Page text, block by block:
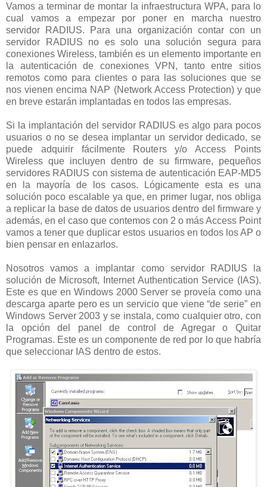
Vamos a terminar de montar la infraestructura WPA, para lo
cual vamos a empezar por poner en marcha nuestro
servidor RADIUS. Para una organización contar con un
servidor RADIUS no es solo una solución segura para
conexiones Wireless, también es un elemento importante en
la autenticación de conexiones VPN, tanto entre sitios
remotos como para clientes o para las soluciones que se
nos vienen encima NAP (Network Access Protection) y que
en breve estarán implantadas en todos las empresas.
Si la implantación del servidor RADIUS es algo para pocos
usuarios o no se desea implantar un servidor dedicado, se
puede adquirir fácilmente Routers y/o Access Points
Wireless que incluyen dentro de su firmware, pequeños
servidores RADIUS con sistema de autenticación EAP-MD5
en la mayoría de los casos. Lógicamente esta es una
solución poco escalable ya que, en primer lugar, nos obliga
a replicar la base de datos de usuarios dentro del firmware y
además, en el caso que contemos con 2 o más Access Point
vamos a tener que duplicar estos usuarios en todos los AP o
bien pensar en enlazarlos.
Nosotros vamos a implantar como servidor RADIUS la
solución de Microsoft, Internet Authentication Service (IAS).
Este es que en Windows 2000 Server se proveía como una
descarga aparte pero es un servicio que viene “de serie” en
Windows Server 2003 y se instala, como cualquier otro, con
la opción del panel de control de Agregar o Quitar
Programas. Este es un componente de red por lo que habría
que seleccionar IAS dentro de estos.